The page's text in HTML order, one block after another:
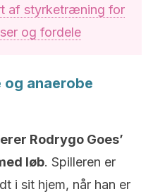
af styrketræning for
og fordele
og anaerobe
Rodrygo Goes’
løb. Spilleren er
i sit hjem, når han er